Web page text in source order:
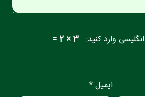
وارد کنید: 3 × 2 =
ایمیل *